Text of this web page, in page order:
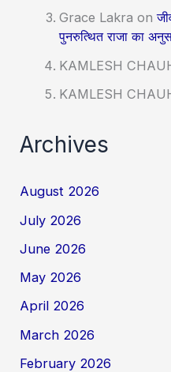
Grace Lakra on
पुनरुत्थित राजा का
KAMLESH
KAMLESH
Archives
August 2026
July 2026
June 2026
May 2026
April 2026
March 2026
February 2026